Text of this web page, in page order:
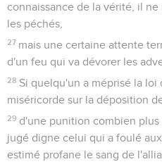
connaissance de la vérité, il
les péchés,
27 mais une certaine attente
d'un feu qui va dévorer les
28 Si quelqu'un a méprisé la loi
miséricorde sur la déposition
29 d'une punition combien plus
jugé digne celui qui a foulé
estimé profane le sang de